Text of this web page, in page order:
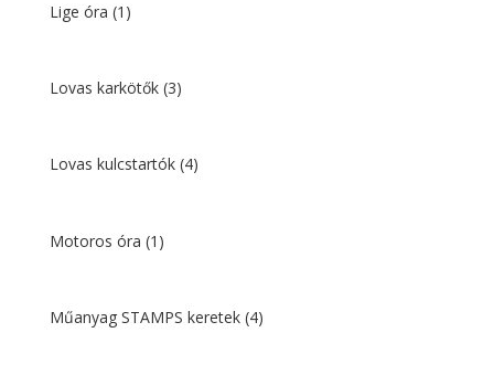
Lige óra (1)
Lovas karkötők (3)
Lovas kulcstartók (4)
Motoros óra (1)
Műanyag STAMPS keretek (4)